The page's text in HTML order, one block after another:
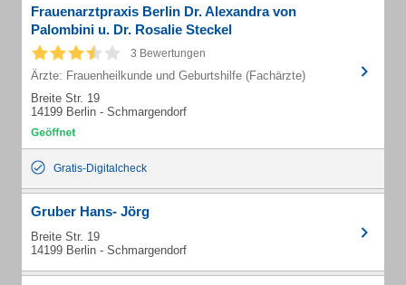
Frauenarztpraxis Berlin Dr. Alexandra von
Palombini u. Dr. Rosalie Steckel
3 Bewertungen
Ärzte: Frauenheilkunde und Geburtshilfe (Fachärzte)
Breite Str. 19
14199 Berlin - Schmargendorf
Gratis-Digitalcheck
Gruber Hans- Jörg
Breite Str. 19
14199 Berlin - Schmargendorf